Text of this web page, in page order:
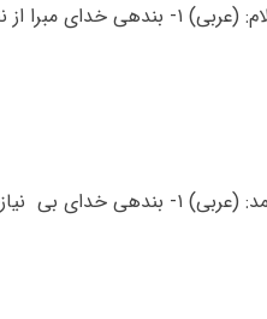
فنا. [سلام از…